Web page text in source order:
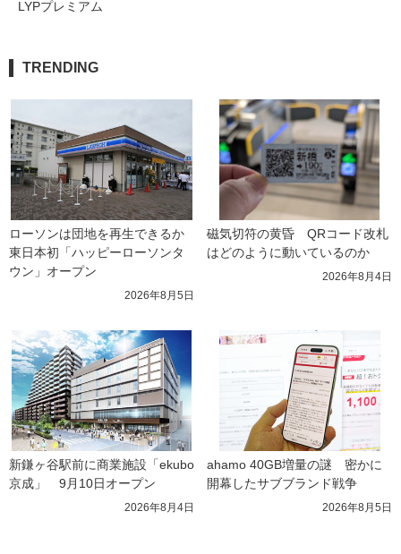
LYPプレミアム
TRENDING
ローソンは団地を再生できるか
東日本初「ハッピーローソンタ
ウン」オープン
2026年8月5日
磁気切符の黄昏　QRコード改札
はどのように動いているのか
2026年8月4日
新鎌ヶ谷駅前に商業施設「ekubo
京成」　9月10日オープン
2026年8月4日
ahamo 40GB増量の謎　密かに
開幕したサブブランド戦争
2026年8月5日